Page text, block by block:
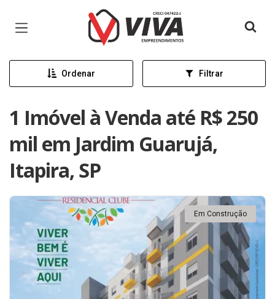
Página inicial
Ordenar Filtrar
1 Imóvel à Venda até R$ 250
mil em Jardim Guarujá,
Itapira, SP
Em Construção